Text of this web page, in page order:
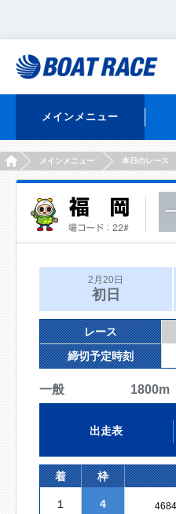
メインメニュー
HOMEメインメニュー 本日のレース
2月20日
初日
レース
締切予定時刻
一般 1800m
出走表
着 枠
１ 4 4684